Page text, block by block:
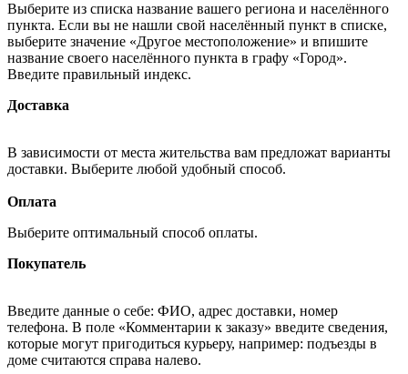
Выберите из списка название вашего региона и населённого
пункта. Если вы не нашли свой населённый пункт в списке,
выберите значение «Другое местоположение» и впишите
название своего населённого пункта в графу «Город».
Введите правильный индекс.
Доставка
В зависимости от места жительства вам предложат варианты
доставки. Выберите любой удобный способ.
Оплата
Выберите оптимальный способ оплаты.
Покупатель
Введите данные о себе: ФИО, адрес доставки, номер
телефона. В поле «Комментарии к заказу» введите сведения,
которые могут пригодиться курьеру, например: подъезды в
доме считаются справа налево.